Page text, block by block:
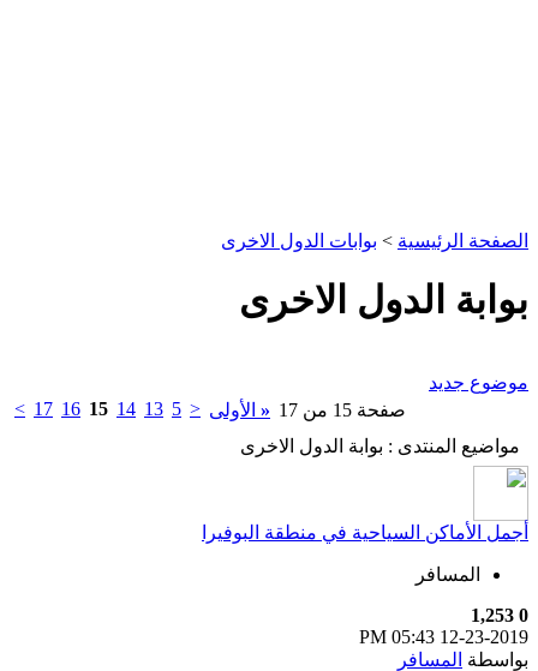
الصفحة الرئيسية > بوابات الدول الاخرى
بوابة الدول الاخرى
موضوع جديد
صفحة 15 من 17
« الأولى <
5
13
14
15
16
17
>
مواضيع المنتدى : بوابة الدول الاخرى
أجمل الأماكن السياحية في منطقة البوفيرا
المسافر
0
1,253
12-23-2019
05:43 PM
بواسطة المسافر